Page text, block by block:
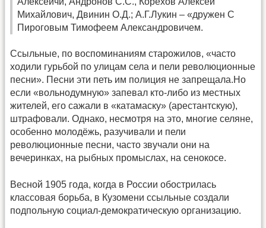
Михайлович, Двинин О.Д.; А.Г.Лукин – «дружен С
Пироговым Тимофеем Александровичем.
Ссыльные, по воспоминаниям старожилов, «часто
ходили гурьбой по улицам села и пели революционные
песни». Песни эти петь им полиция не запрещала.Но
если «вольнодумную» запевал кто-либо из местных
жителей, его сажали в «катамаску» (арестантскую),
штрафовали. Однако, несмотря на это, многие селяне,
особенно молодёжь, разучивали и пели
революционные песни, часто звучали они на
вечеринках, на рыбных промыслах, на сенокосе.
Весной 1905 года, когда в России обострилась
классовая борьба, в Кузомени ссыльные создали
подпольную социал-демократическую организацию.